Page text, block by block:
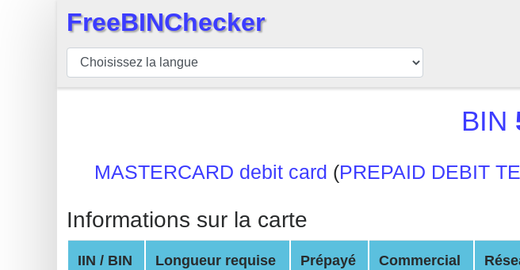
BIN
Vérificateur
BIN
API
BIN
FreeBINChecker
BIN
MASTERCARD debit card (PREPAID DEBIT
Informations sur la carte
IIN / BIN Longueur requise Prépayé Commercial